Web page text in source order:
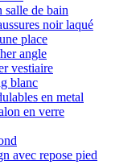
salle de bain
noir laqué
place
angle
vestiaire
blanc
en metal
en verre
avec repose pied